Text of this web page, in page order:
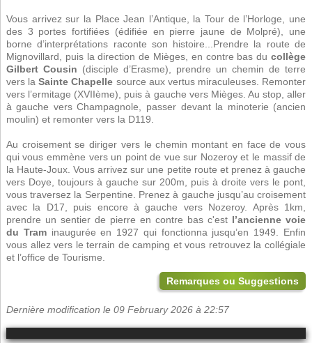
Vous arrivez sur la Place Jean l’Antique, la Tour de l’Horloge, une
des 3 portes fortifiées (édifiée en pierre jaune de Molpré), une
borne d’interprétations raconte son histoire...Prendre la route de
Mignovillard, puis la direction de Mièges, en contre bas ducollège
Gilbert Cousin (disciple d’Erasme), prendre un chemin de terre
vers laSainte Chapelle source aux vertus miraculeuses. Remonter
vers l’ermitage (XVIIème), puis à gauche vers Mièges. Au stop, aller
à gauche vers Champagnole, passer devant la minoterie (ancien
moulin) et remonter vers la D119.
Au croisement se diriger vers le chemin montant en face de vous
qui vous emmène vers un point de vue sur Nozeroy et le massif de
la Haute-Joux. Vous arrivez sur une petite route et prenez à gauche
vers Doye, toujours à gauche sur 200m, puis à droite vers le pont,
vous traversez la Serpentine. Prenez à gauche jusqu’au croisement
avec la D17, puis encore à gauche vers Nozeroy. Après 1km,
prendre un sentier de pierre en contre bas c'est l’ancienne voie
du Tram inaugurée en 1927 qui fonctionna jusqu’en 1949. Enfin
vous allez vers le terrain de camping et vous retrouvez la collégiale
et l’office de Tourisme.
Remarques ou Suggestions
Dernière modification le 09 February 2026 à 22:57